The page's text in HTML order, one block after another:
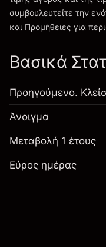
συμβουλευτείτε την
και Προμήθειες για
Βασικά
Προηγούμενο.
Άνοιγμα
Μεταβολή 1 έτους
Εύρος ημέρας